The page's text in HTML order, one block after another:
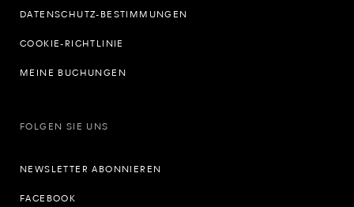
DATENSCHUTZ-BESTIMMUNGEN
COOKIE-RICHTLINIE
MEINE BUCHUNGEN
FOLGEN SIE UNS
NEWSLETTER ABONNIEREN
FACEBOOK